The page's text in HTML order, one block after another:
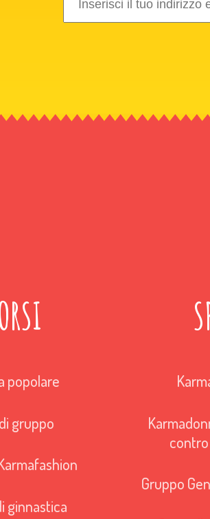
popolare
gruppo
ginnastica
Gruppo